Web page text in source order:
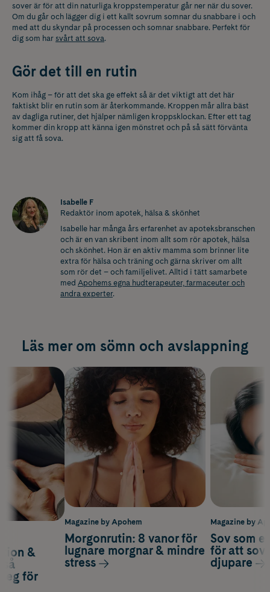
sover är för att din naturliga kroppstemperatur går ner när du sover.
Om du går och lägger dig i ett kallt sovrum somnar du snabbare i och
med att du skyndar på processen och somnar snabbare. Perfekt för
dig som har svårt att sova.
Gör det till en rutin
Kom ihåg – för att det ska ge effekt så är det viktigt att det här
faktiskt blir en rutin som är återkommande. Kroppen mår allra bäst
av dagliga rutiner, det hjälper nämligen kroppsklockan. Efter ett tag
kommer din kropp att känna igen mönstret och på så sätt förvänta
sig att få sova.
Isabelle F
Redaktör inom apotek, hälsa & skönhet
Isabelle har många års erfarenhet av apoteksbranschen
och är en van skribent inom allt som rör apotek, hälsa
och skönhet. Hon är en aktiv mamma som brinner lite
extra för hälsa och träning och gärna skriver om allt
som rör det – och familjelivet. Alltid i tätt samarbete
med Apohems egna hudterapeuter, farmaceuter och
andra experter.
Läs mer om sömn och avslappning
Magazine by
Sov som
för att
djupare
&
för
Magazine by Apohem
Morgonrutin: 8 vanor för
lugnare morgnar & mindre
stress